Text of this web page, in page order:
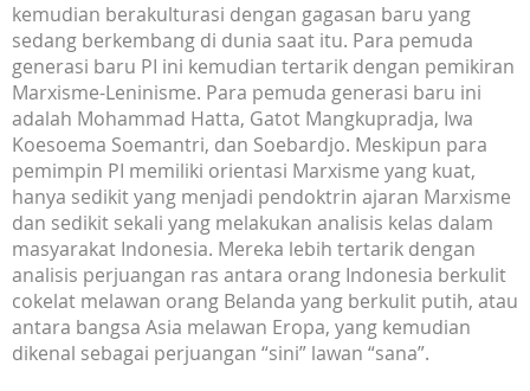
kemudian berakulturasi dengan gagasan baru yang
sedang berkembang di dunia saat itu. Para pemuda
generasi baru PI ini kemudian tertarik dengan pemikiran
Marxisme-Leninisme. Para pemuda generasi baru ini
adalah Mohammad Hatta, Gatot Mangkupradja, Iwa
Koesoema Soemantri, dan Soebardjo. Meskipun para
pemimpin PI memiliki orientasi Marxisme yang kuat,
hanya sedikit yang menjadi pendoktrin ajaran Marxisme
dan sedikit sekali yang melakukan analisis kelas dalam
masyarakat Indonesia. Mereka lebih tertarik dengan
analisis perjuangan ras antara orang Indonesia berkulit
cokelat melawan orang Belanda yang berkulit putih, atau
antara bangsa Asia melawan Eropa, yang kemudian
dikenal sebagai perjuangan “sini” lawan “sana”.